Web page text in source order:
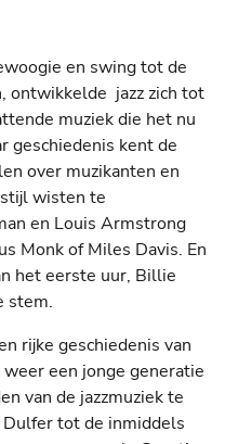
en swing tot de
ontwikkelde jazz zich tot
muziek die het nu
geschiedenis kent de
over muzikanten en
wisten te
en Louis Armstrong
Monk of Miles Davis. En
het eerste uur, Billie
stem.
rijke geschiedenis van
een jonge generatie
van de jazzmuziek te
Dulfer tot de inmiddels